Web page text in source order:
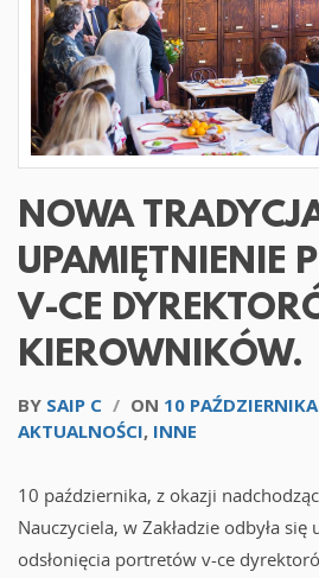
NOWA
UPAMIĘTNIENIE
V-CE
KIEROWNIKÓW.
BY SAIP C / ON 10
AKTUALNOŚCI, INNE
10 października, z okazji
Nauczyciela, w Zakładzie odbyła się
odsłonięcia portretów v-ce